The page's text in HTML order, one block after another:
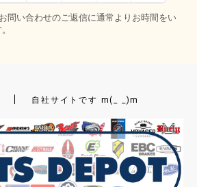
問い合わせのご返信に通常よりお時間をい
自社サイトです m(_ _)m